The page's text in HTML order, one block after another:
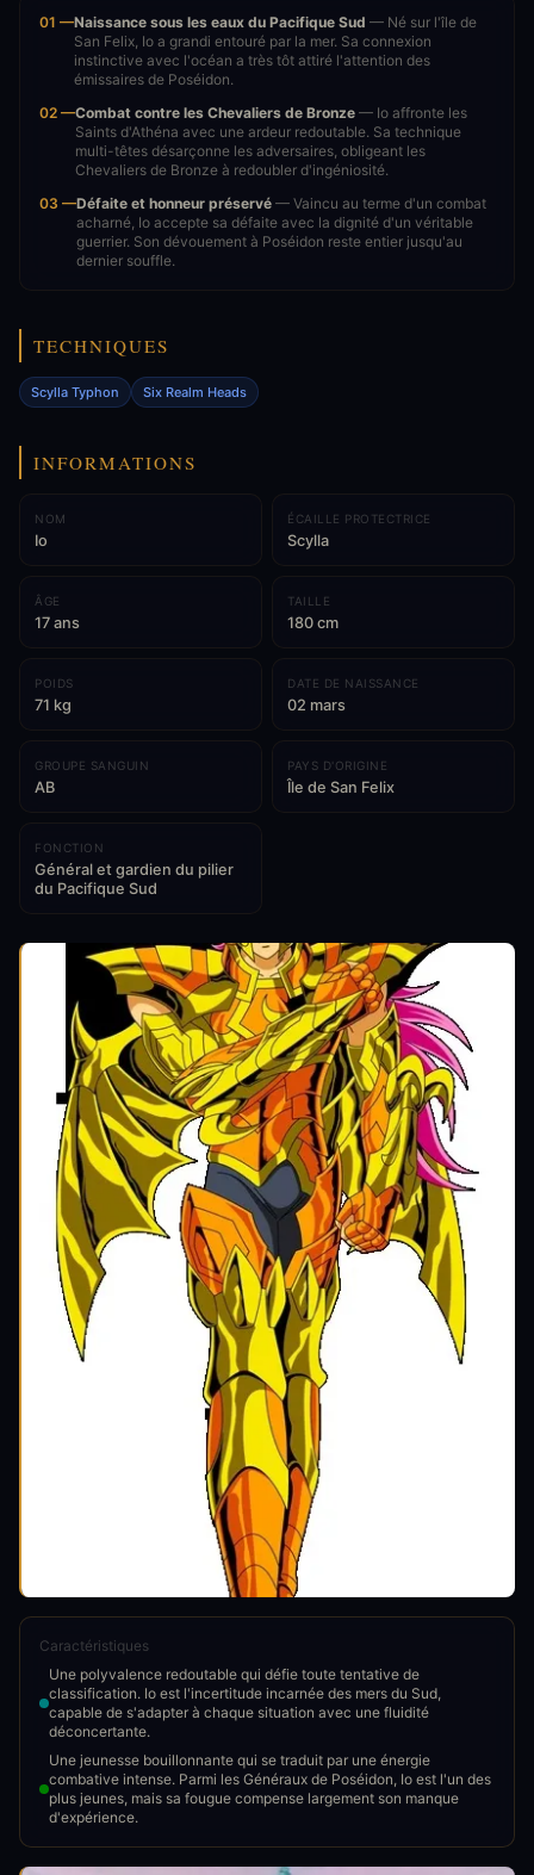
01 —Naissance sous les eaux du Pacifique Sud — Né sur l'île de
San Felix, Io a grandi entouré par la mer. Sa connexion
instinctive avec l'océan a très tôt attiré l'attention des
émissaires de Poséidon.
02 —Combat contre les Chevaliers de Bronze — Io affronte les
Saints d'Athéna avec une ardeur redoutable. Sa technique
multi-têtes désarçonne les adversaires, obligeant les
Chevaliers de Bronze à redoubler d'ingéniosité.
03 —Défaite et honneur préservé — Vaincu au terme d'un combat
acharné, Io accepte sa défaite avec la dignité d'un véritable
guerrier. Son dévouement à Poséidon reste entier jusqu'au
dernier souffle.
TECHNIQUES
Scylla Typhon Six Realm Heads
INFORMATIONS
NOM
Io
ÉCAILLE PROTECTRICE
Scylla
ÂGE
17 ans
TAILLE
180 cm
POIDS
71 kg
DATE DE NAISSANCE
02 mars
GROUPE SANGUIN
AB
PAYS D'ORIGINE
Île de San Felix
FONCTION
Général et gardien du pilier
du Pacifique Sud
Caractéristiques
Une polyvalence redoutable qui défie toute tentative de
classification. Io est l'incertitude incarnée des mers du Sud,
capable de s'adapter à chaque situation avec une fluidité
déconcertante.
Une jeunesse bouillonnante qui se traduit par une énergie
combative intense. Parmi les Généraux de Poséidon, Io est l'un des
plus jeunes, mais sa fougue compense largement son manque
d'expérience.